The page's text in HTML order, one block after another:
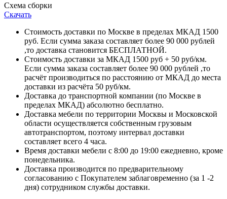
Схема сборки
Скачать
Стоимость доставки по Москве в пределах МКАД 1500
руб. Если сумма заказа составляет более 90 000 рублей
,то доставка становится БЕСПЛАТНОЙ.
Стоимость доставки за МКАД 1500 руб + 50 руб/км.
Если сумма заказа составляет более 90 000 рублей ,то
расчёт производиться по расстоянию от МКАД до места
доставки из расчёта 50 руб/км.
Доставка до транспортной компании (по Москве в
пределах МКАД) абсолютно бесплатно.
Доставка мебели по территории Москвы и Московской
области осуществляется собственным грузовым
автотранспортом, поэтому интервал доставки
составляет всего 4 часа.
Время доставки мебели с 8:00 до 19:00 ежедневно, кроме
понедельника.
Доставка производится по предварительному
согласованию с Покупателем заблаговременно (за 1 -2
дня) сотрудником службы доставки.